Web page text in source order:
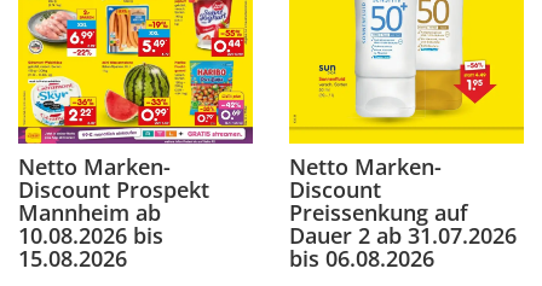
Netto Marken-
Discount Prospekt
Mannheim ab
10.08.2026 bis
15.08.2026
Netto Marken-
Discount
Preissenkung auf
Dauer 2 ab 31.07.2026
bis 06.08.2026